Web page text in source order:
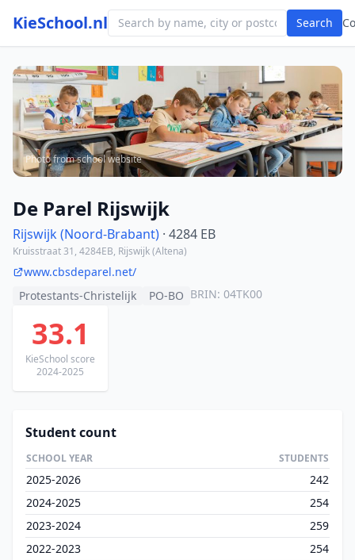
KieSchool.nl Search
Photo from school website
De Parel Rijswijk
Rijswijk (Noord-Brabant) · 4284 EB
Kruisstraat 31, 4284EB, Rijswijk (Altena)
www.cbsdeparel.net/
Protestants-Christelijk
PO-BO BRIN: 04TK00
33.1
KieSchool score
2024-2025
Student count
SCHOOL YEAR STUDENTS
2025-2026
242
2024-2025
254
2023-2024
259
2022-2023
254